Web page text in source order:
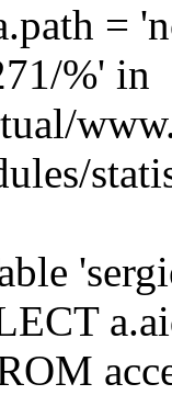
=
%' in